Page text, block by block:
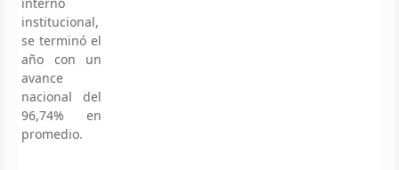
institucional,
se terminó el
año con un
avance
nacional del
96,74% en
promedio.